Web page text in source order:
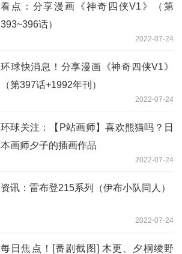
看点：分享漫画《神奇四侠V1》（第
393~396话）
2022-07-24
环球快消息！分享漫画《神奇四侠V1》
（第397话+1992年刊）
2022-07-24
环球关注：【P站画师】喜欢熊猫吗？日
本画师夕子的插画作品
2022-07-24
资讯：雷布登215系列（伊布小队同人）
2022-07-24
每日焦点！[番剧截图] 木更、夕桐绫野